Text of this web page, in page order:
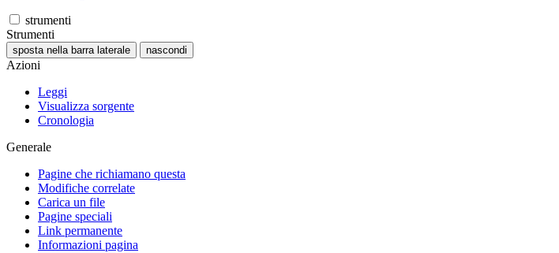
strumenti
Strumenti
sposta nella barra laterale nascondi
Azioni
Leggi
Visualizza sorgente
Cronologia
Generale
Pagine che richiamano questa
Modifiche correlate
Carica un file
Pagine speciali
Link permanente
Informazioni pagina